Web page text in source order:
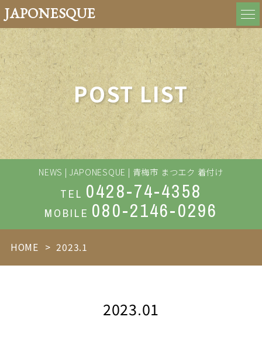
JAPONESQUE
POST LIST
NEWS | JAPONESQUE | 青梅市 まつエク 着付け
TEL 0428-74-4358
MOBILE 080-2146-0296
HOME 2023.1
2023.01